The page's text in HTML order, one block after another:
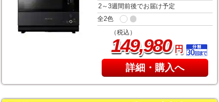
2～3週間前後でお届け予定
全2色
（税込）
149,980円
詳細・購入へ